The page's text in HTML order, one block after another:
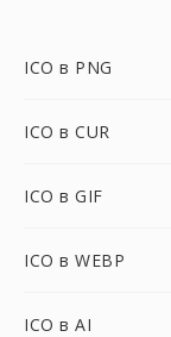
ICO в PNG
ICO в CUR
ICO в GIF
ICO в WEBP
ICO в AI